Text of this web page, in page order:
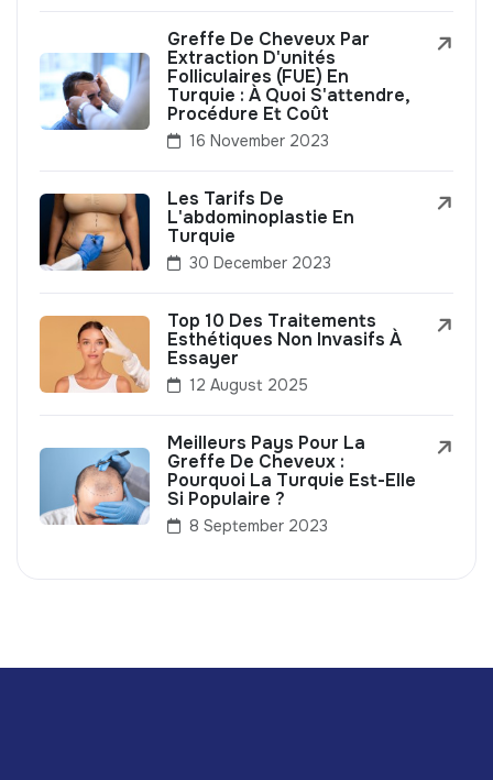
Greffe De Cheveux Par
Extraction D'unités
Folliculaires (FUE) En
Turquie : À Quoi S'attendre,
Procédure Et Coût
16 November 2023
Les Tarifs De
L'abdominoplastie En
Turquie
30 December 2023
Top 10 Des Traitements
Esthétiques Non Invasifs À
Essayer
12 August 2025
Meilleurs Pays Pour La
Greffe De Cheveux :
Pourquoi La Turquie Est-Elle
Si Populaire ?
8 September 2023